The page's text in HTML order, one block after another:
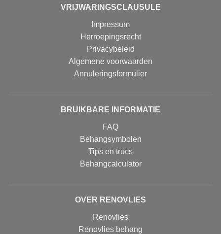
VRIJWARINGSCLAUSULE
Impressum
Herroepingsrecht
Privacybeleid
Algemene voorwaarden
Annuleringsformulier
BRUIKBARE INFORMATIE
FAQ
Behangsymbolen
Tips en trucs
Behangcalculator
OVER RENOVLIES
Renovlies
Renovlies behang